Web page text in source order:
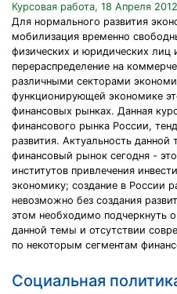
Курсовая работа, 18 Апреля 2012
Для нормального развития
мобилизация временно
физических и юридических лиц
перераспределение на
различными секторами
функционирующей экономике
финансовых рынках. Данная
финансового рынка России,
развития. Актуальность
финансовый рынок сегодня -
институтов привлечения
экономику; создание в России
невозможно без создания
этом необходимо подчеркнуть
данной темы и отсутствии
по некоторым сегментам
Социальная